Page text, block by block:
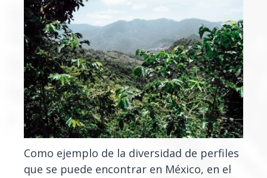
Como ejemplo de la diversidad de perfiles
que se puede encontrar en México, en el